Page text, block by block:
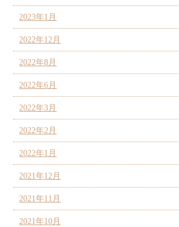
2023年1月
2022年12月
2022年8月
2022年6月
2022年3月
2022年2月
2022年1月
2021年12月
2021年11月
2021年10月